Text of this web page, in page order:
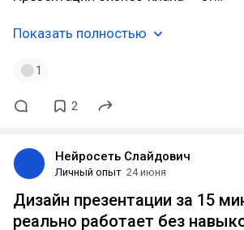
Показать полностью
1
2
Нейросеть Слайдович
Личный опыт 24 июня
Дизайн презентации за 15
реально работает без